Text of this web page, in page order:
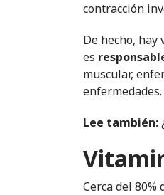
contracción
De hecho,
es
muscular,
enfermedades.
Lee también:
Cerca del